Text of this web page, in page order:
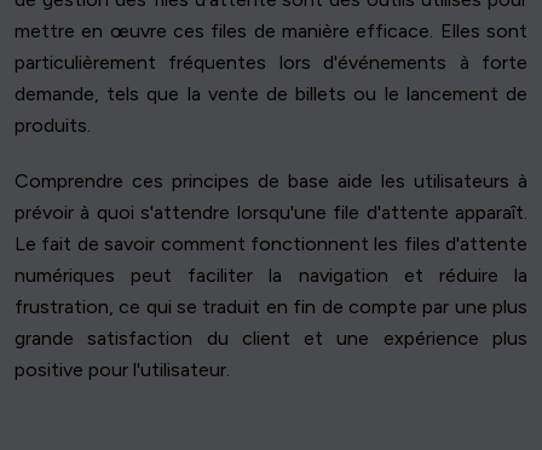
mettre en œuvre ces files de manière efficace. Elles sont
particulièrement fréquentes lors d'événements à forte
demande, tels que la vente de billets ou le lancement de
produits.
Comprendre ces principes de base aide les utilisateurs à
prévoir à quoi s'attendre lorsqu'une file d'attente apparaît.
Le fait de savoir comment fonctionnent les files d'attente
numériques peut faciliter la navigation et réduire la
frustration, ce qui se traduit en fin de compte par une plus
grande satisfaction du client et une expérience plus
positive pour l'utilisateur.